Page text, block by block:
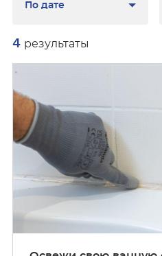
4результаты
Sort
П
о
а
г
н